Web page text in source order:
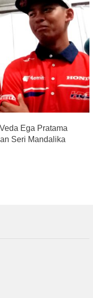
Ega Pratama
Seri Mandalika